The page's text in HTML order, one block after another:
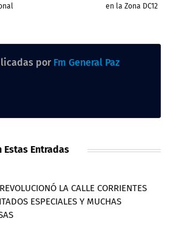
en la Zona DC12
por Fm General Paz
Estas Entradas
LA CALLE CORRIENTES
ESPECIALES Y MUCHAS